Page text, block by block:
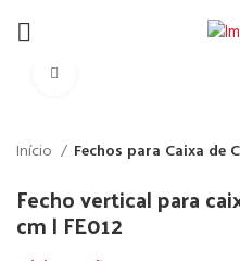
Início Fechos para Caixa de
Fecho vertical para
cm | FE012